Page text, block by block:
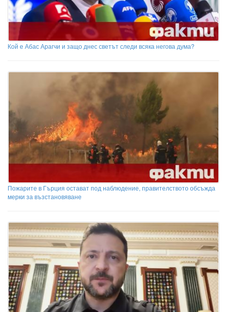
Кой е Абас Арагчи и защо днес светът следи всяка негова дума?
Пожарите в Гърция остават под наблюдение, правителството обсъжда
мерки за възстановяване